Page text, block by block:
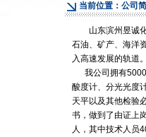
当前位置：公司
山东滨州昱诚
石油、矿产、海洋
入高速发展的轨道
我公司拥有5000
酸度计、分光光度
天平以及其他检验
书，做到了由证上
人，其中技术人员